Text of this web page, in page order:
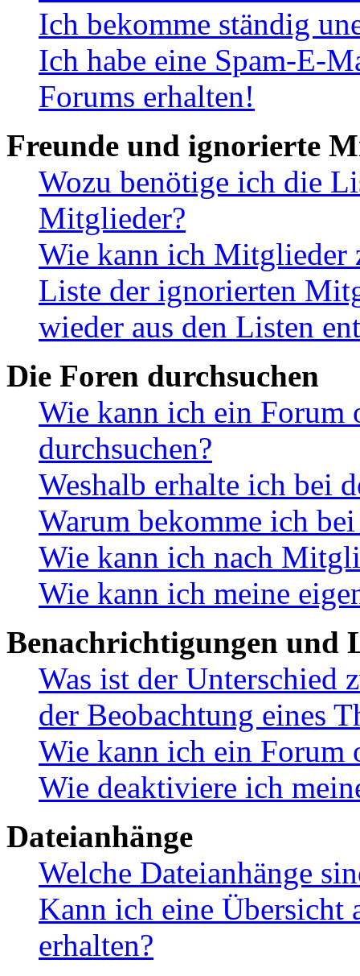
Ich bekomme ständig
Ich habe eine Spam-E-
Forums erhalten!
Freunde und ignorierte
Wozu benötige ich die
Mitglieder?
Wie kann ich Mitglieder
Liste der ignorierten
wieder aus den Listen
Die Foren durchsuchen
Wie kann ich ein Forum
durchsuchen?
Weshalb erhalte ich bei
Warum bekomme ich
Wie kann ich nach
Wie kann ich meine
Benachrichtigungen und
Was ist der Unterschied
der Beobachtung eines
Wie kann ich ein Forum
Wie deaktiviere ich
Dateianhänge
Welche Dateianhänge
Kann ich eine Übersicht
erhalten?